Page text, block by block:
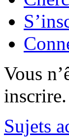
Vous
inscrire.
Sujets